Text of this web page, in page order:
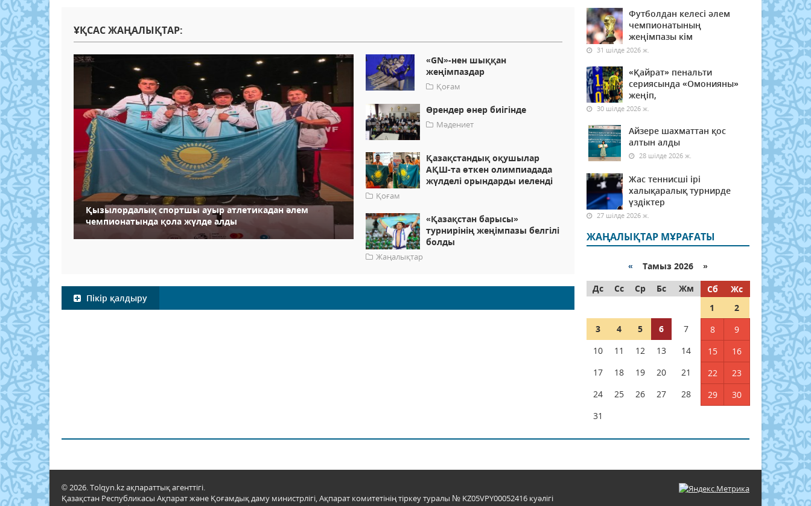
ҰҚСАС ЖАҢАЛЫҚТАР:
Қызылордалық спортшы ауыр атлетикадан әлем
чемпионатында қола жүлде алды
«GN»-нен шыққан
жеңімпаздар
Қоғам
Өрендер өнер биігінде
Мәдениет
Қазақстандық оқушылар
АҚШ-та өткен олимпиадада
жүлделі орындарды иеленді
Қоғам
«Қазақстан барысы»
турнирінің жеңімпазы белгілі
болды
Жаңалықтар
Пікір қалдыру
Футболдан келесі әлем
чемпионатының
жеңімпазы кім
31 шілде 2026 ж.
«Қайрат» пенальти
сериясында «Омонияны»
жеңіп,
30 шілде 2026 ж.
Айзере шахматтан қос
алтын алды
28 шілде 2026 ж.
Жас теннисші ірі
халықаралық турнирде
үздіктер
27 шілде 2026 ж.
ЖАҢАЛЫҚТАР МҰРАҒАТЫ
« Тамыз 2026 »
Дс
Сс Ср Бс Жм Сб
Жс
1
2
3
4 5 6 7 8
9
10
11 12 13 14 15
16
17
18 19 20 21 22
23
24
25 26 27 28 29
30
31
© 2026. Tolqyn.kz ақпараттық агенттігі.
Қазақстан Республикасы Ақпарат және Қоғамдық даму министрлігі, Ақпарат комитетінің тіркеу туралы № KZ05VPY00052416 куәлігі